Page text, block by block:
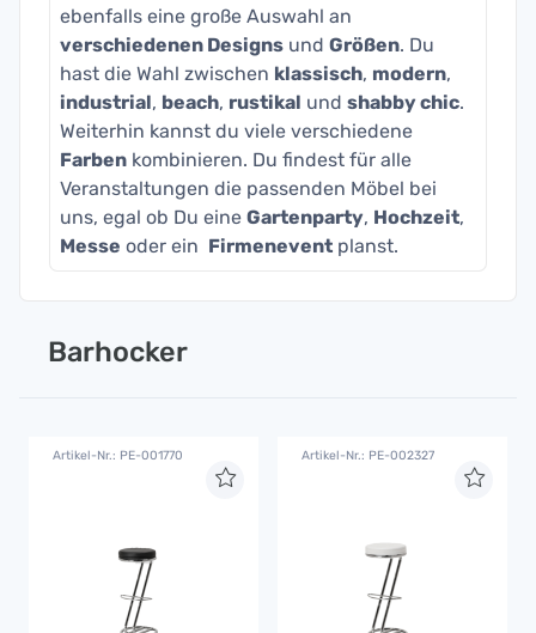
ebenfalls eine große Auswahl an
verschiedenen Designs und Größen. Du
hast die Wahl zwischen klassisch, modern,
industrial, beach, rustikal und shabby chic.
Weiterhin kannst du viele verschiedene
Farben kombinieren. Du findest für alle
Veranstaltungen die passenden Möbel bei
uns, egal ob Du eine Gartenparty, Hochzeit,
Messe oder ein Firmenevent planst.
Barhocker
Artikel-Nr.: PE-001770 Artikel-Nr.: PE-002327